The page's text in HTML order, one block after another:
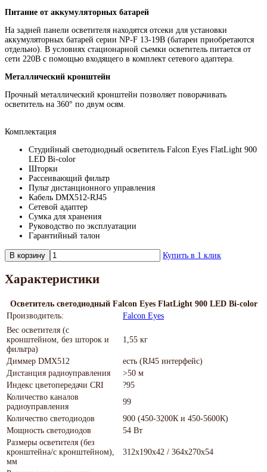
Питание от аккумуляторных батарей
На задней панели осветителя находятся отсеки для установки
аккумуляторных батарей серии NP-F 13-19В (батареи приобретаются
отдельно). В условиях стационарной съемки осветитель питается от
сети 220В с помощью входящего в комплект сетевого адаптера.
Металлический кронштейн
Прочный металлический кронштейн позволяет поворачивать
осветитель на 360° по двум осям.
Комплектация
Студийный светодиодный осветитель Falcon Eyes FlatLight 900
LED Bi-color
Шторки
Рассеивающий фильтр
Пульт дистанционного управления
Кабель DMX512-RJ45
Сетевой адаптер
Сумка для хранения
Руководство по эксплуатации
Гарантийный талон
В корзину Купить в 1 клик
Характеристики
Осветитель светодиодный Falcon Eyes FlatLight 900 LED Bi-color
Производитель:
Falcon Eyes
Вес осветителя (с
кронштейном, без шторок и
фильтра)
1,55 кг
Диммер DMX512
есть (RJ45 интерфейс)
Дистанция радиоуправления
>50 м
Индекс цветопередачи CRI
?95
Количество каналов
радиоуправления
99
Количество светодиодов
900 (450-3200К и 450-5600К)
Мощность светодиодов
54 Вт
Размеры осветителя (без
кронштейна/с кронштейном),
мм
312х190х42 / 364х270х54